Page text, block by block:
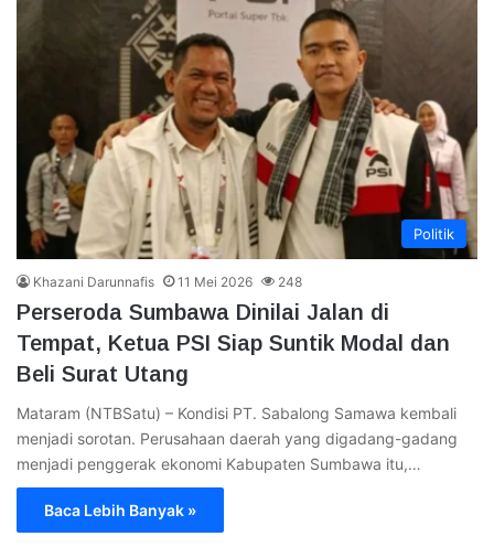
Politik
Khazani Darunnafis 11 Mei 2026 248
Perseroda Sumbawa Dinilai Jalan di
Tempat, Ketua PSI Siap Suntik Modal dan
Beli Surat Utang
Mataram (NTBSatu) – Kondisi PT. Sabalong Samawa kembali
menjadi sorotan. Perusahaan daerah yang digadang-gadang
menjadi penggerak ekonomi Kabupaten Sumbawa itu,…
Baca Lebih Banyak »